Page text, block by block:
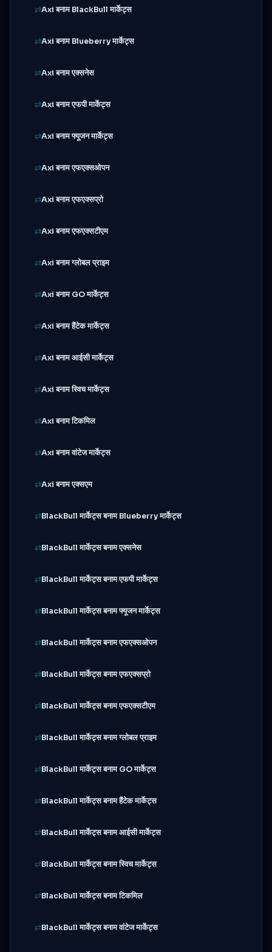
Axi बनाम BlackBull मार्केट्स
Axi बनाम Blueberry मार्केट्स
Axi बनाम एक्सनेस
Axi बनाम एफपी मार्केट्स
Axi बनाम फ्यूजन मार्केट्स
Axi बनाम एफएक्सओपन
Axi बनाम एफएक्सप्रो
Axi बनाम एफएक्सटीएम
Axi बनाम ग्लोबल प्राइम
Axi बनाम GO मार्केट्स
Axi बनाम हैंटेक मार्केट्स
Axi बनाम आईसी मार्केट्स
Axi बनाम स्विच मार्केट्स
Axi बनाम टिकमिल
Axi बनाम वांटेज मार्केट्स
Axi बनाम एक्सएम
BlackBull मार्केट्स बनाम Blueberry मार्केट्स
BlackBull मार्केट्स बनाम एक्सनेस
BlackBull मार्केट्स बनाम एफपी मार्केट्स
BlackBull मार्केट्स बनाम फ्यूजन मार्केट्स
BlackBull मार्केट्स बनाम एफएक्सओपन
BlackBull मार्केट्स बनाम एफएक्सप्रो
BlackBull मार्केट्स बनाम एफएक्सटीएम
BlackBull मार्केट्स बनाम ग्लोबल प्राइम
BlackBull मार्केट्स बनाम GO मार्केट्स
BlackBull मार्केट्स बनाम हैंटेक मार्केट्स
BlackBull मार्केट्स बनाम आईसी मार्केट्स
BlackBull मार्केट्स बनाम स्विच मार्केट्स
BlackBull मार्केट्स बनाम टिकमिल
BlackBull मार्केट्स बनाम वांटेज मार्केट्स